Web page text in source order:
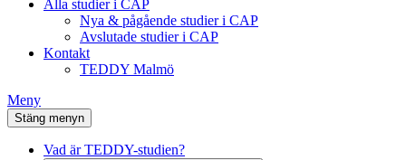
Alla studier i CAP
Nya & pågående studier i CAP
Avslutade studier i CAP
Kontakt
TEDDY Malmö
Meny
Stäng menyn
Vad är TEDDY-studien?